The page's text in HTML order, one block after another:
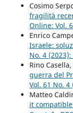
Cosimo
fragilità
Online: Vol.
Enrico
Israele:
No. 4 (2023):
Rino Casella,
guerra del
Vol. 61 No. 4
Matteo
it